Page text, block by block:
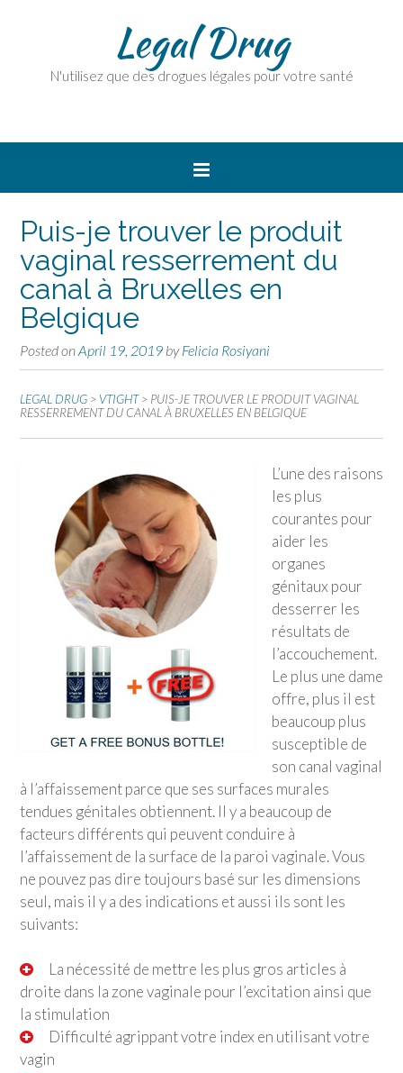
Legal Drug
N'utilisez que des drogues légales pour votre santé
Puis-je trouver le produit
vaginal resserrement du
canal à Bruxelles en
Belgique
Posted onApril 19, 2019 byFelicia Rosiyani
LEGAL DRUG > VTIGHT > PUIS-JE TROUVER LE PRODUIT VAGINAL
RESSERREMENT DU CANAL À BRUXELLES EN BELGIQUE
L’une des raisons
les plus
courantes pour
aider les
organes
génitaux pour
desserrer les
résultats de
l’accouchement.
Le plus une dame
offre, plus il est
beaucoup plus
susceptible de
son canal vaginal
à l’affaissement parce que ses surfaces murales
tendues génitales obtiennent. Il y a beaucoup de
facteurs différents qui peuvent conduire à
l’affaissement de la surface de la paroi vaginale. Vous
ne pouvez pas dire toujours basé sur les dimensions
seul, mais il y a des indications et aussi ils sont les
suivants:
La nécessité de mettre les plus gros articles à
droite dans la zone vaginale pour l’excitation ainsi que
la stimulation
Difficulté agrippant votre index en utilisant votre
vagin